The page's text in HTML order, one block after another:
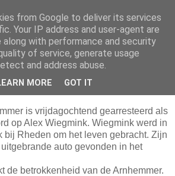
on a Bentley
2008
is vrijdagochtend gearresteerd als
op Alex Wiegmink. Wiegmink werd in
bij Rheden om het leven gebracht. Zijn
auto gevonden in het
de betrokkenheid van de Arnhemmer.
from Google to deliver its services
Your IP address and user-agent are
along with performance and security
of service, generate usage
and address abuse.
MORE GOT IT